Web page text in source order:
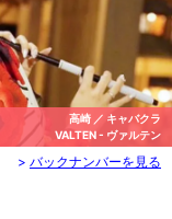
ERINA
えりな
> バックナンバーを見る